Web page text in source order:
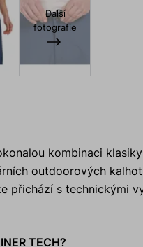
Další
fotografie
kombinaci
outdoorových
přichází s technickými
TECH?